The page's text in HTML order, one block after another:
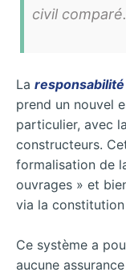
civil comparé.
La
prend un nouvel
particulier, avec
constructeurs.
formalisation de
ouvrages » et
via la constitution
Ce système a
aucune